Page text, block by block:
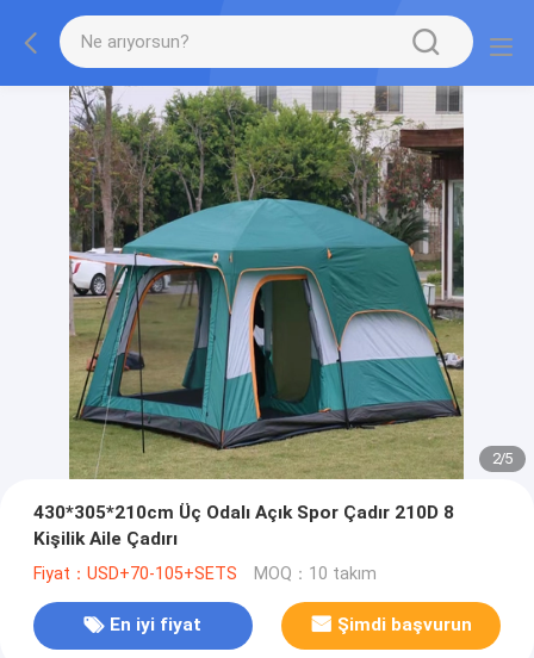
2/5
430*305*210cm Üç Odalı Açık Spor Çadır 210D 8
Kişilik Aile Çadırı
Fiyat：USD+70-105+SETS MOQ：10 takım
En iyi fiyat Şimdi başvurun